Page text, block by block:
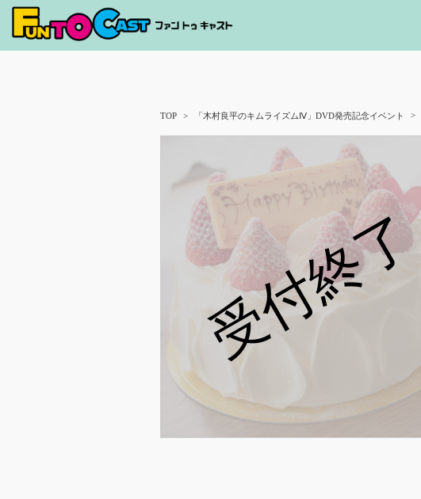
TOP 「木村良平のキムライズムⅣ」DVD発売記念イベント
受付終了